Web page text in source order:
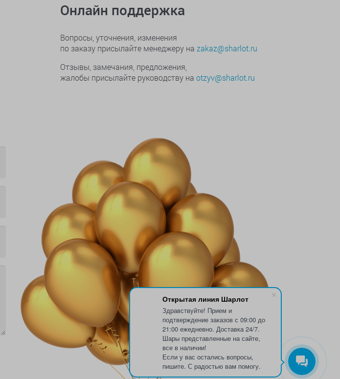
Открытая линия Шарлот
Здравствуйте! Прием и
подтверждение заказов с 09:00 до
21:00 ежедневно. Доставка 24/7.
Шары представленные на сайте,
все в наличии!
Если у вас остались вопросы,
пишите. С радостью вам помогу.
Онлайн поддержка
Вопросы, уточнения, изменения
по заказу присылайте менеджеру на zakaz@sharlot.ru
Отзывы, замечания, предложения,
жалобы присылайте руководству на otzyv@sharlot.ru